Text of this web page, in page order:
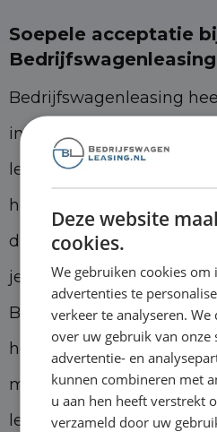
Soepele acceptatie
Bedrijfswagenleasing
Bedrijfswagenleasing
in ondernemers dan
leasemaatschappijen in
hebben een
de gevallen leidt tot een
je nu starter, zzp’er of
Bedrijfswagenleasing
het zowel voor kleine als
makkelijk moet zijn om
leasen. Onze adviseurs
Deze website
cookies.
We gebruiken cookies om
advertenties te
verkeer te analyseren.
over uw gebruik van onze
advertentie- en
kunnen combineren met
u aan hen heeft verstrekt
verzameld door uw